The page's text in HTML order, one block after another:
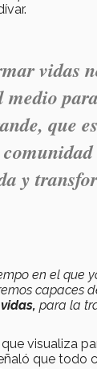
vidas
medio
que
y
en el que
capaces
para la
visualiza
que todo